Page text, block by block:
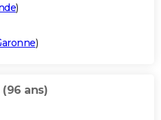
)
)
(96 ans)